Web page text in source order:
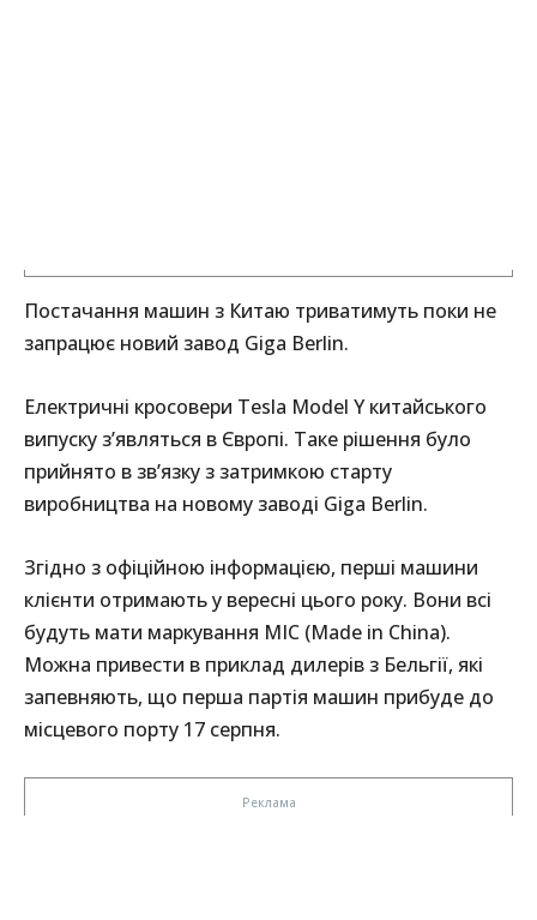
Постачання машин з Китаю триватимуть поки не
запрацює новий завод Giga Berlin.
Електричні кросовери Tesla Model Y китайського
випуску з’являться в Європі. Таке рішення було
прийнято в зв’язку з затримкою старту
виробництва на новому заводі Giga Berlin.
Згідно з офіційною інформацією, перші машини
клієнти отримають у вересні цього року. Вони всі
будуть мати маркування MIC (Made in China).
Можна привести в приклад дилерів з Бельгії, які
запевняють, що перша партія машин прибуде до
місцевого порту 17 серпня.